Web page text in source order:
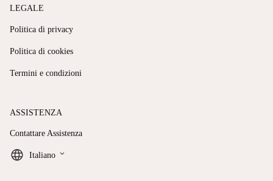
LEGALE
Politica di privacy
Politica di cookies
Termini e condizioni
ASSISTENZA
Contattare Assistenza
Italiano keyboard_arrow_down